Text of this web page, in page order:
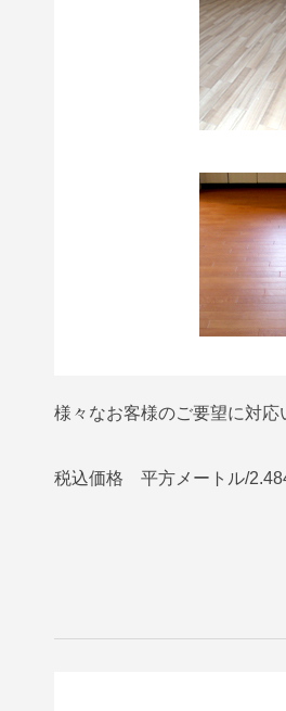
様々なお客様のご要望に対応
税込価格 平方メートル/